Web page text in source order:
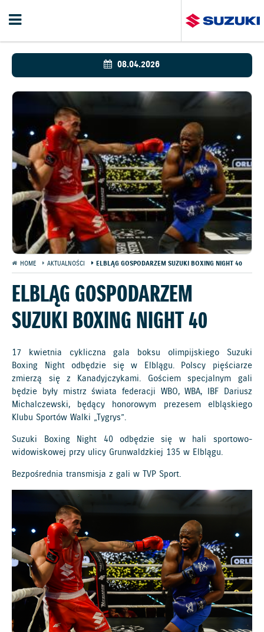
08.04.2026
HOME AKTUALNOŚCI ELBLĄG GOSPODARZEM SUZUKI BOXING NIGHT 40
ELBLĄG GOSPODARZEM
SUZUKI BOXING NIGHT 40
17 kwietnia cykliczna gala boksu olimpijskiego Suzuki
Boxing Night odbędzie się w Elblągu. Polscy pięściarze
zmierzą się z Kanadyjczykami. Gościem specjalnym gali
będzie były mistrz świata federacji WBO, WBA, IBF Dariusz
Michalczewski, będący honorowym prezesem elbląskiego
Klubu Sportów Walki „Tygrys”.
Suzuki Boxing Night 40 odbędzie się w hali sportowo-
widowiskowej przy ulicy Grunwaldzkiej 135 w Elblągu.
Bezpośrednia transmisja z gali w TVP Sport.